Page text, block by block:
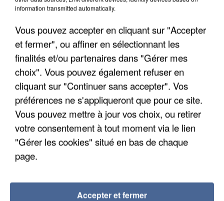
Algérie
quelques jours plus tôt.
information transmitted automatically.
Vous pouvez accepter en cliquant sur "Accepter
et fermer", ou affiner en sélectionnant les
finalités et/ou partenaires dans "Gérer mes
choix". Vous pouvez également refuser en
cliquant sur "Continuer sans accepter". Vos
préférences ne s'appliqueront que pour ce site.
Vous pouvez mettre à jour vos choix, ou retirer
votre consentement à tout moment via le lien
"Gérer les cookies" situé en bas de chaque
page.
Accepter et fermer